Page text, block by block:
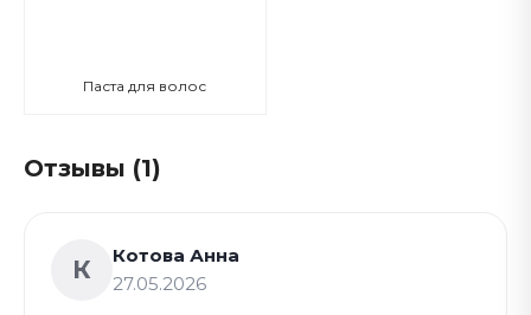
Паста для волос
Отзывы (1)
К
Котова Анна
27.05.2026